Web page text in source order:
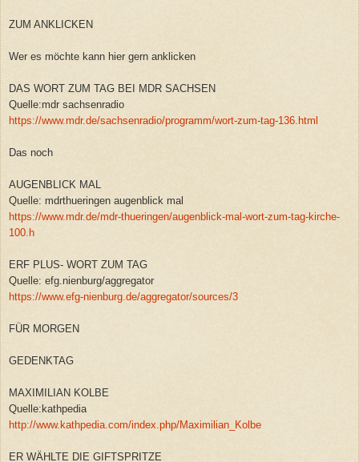
ZUM ANKLICKEN
Wer es möchte kann hier gern anklicken
DAS WORT ZUM TAG BEI MDR SACHSEN
Quelle:mdr sachsenradio
https://www.mdr.de/sachsenradio/programm/wort-zum-tag-136.html
Das noch
AUGENBLICK MAL
Quelle: mdrthueringen augenblick mal
https://www.mdr.de/mdr-thueringen/augenblick-mal-wort-zum-tag-kirche-
100.h
ERF PLUS- WORT ZUM TAG
Quelle: efg.nienburg/aggregator
https://www.efg-nienburg.de/aggregator/sources/3
FÜR MORGEN
GEDENKTAG
MAXIMILIAN KOLBE
Quelle:kathpedia
http://www.kathpedia.com/index.php/Maximilian_Kolbe
ER WÄHLTE DIE GIFTSPRITZE